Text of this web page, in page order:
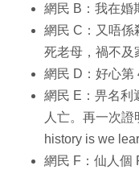
網民 B：我在婚
網民 C：又唔係
死老母，禍不及
網民 D：好心第
網民 E：畀名利
人亡。再一次
history is we
網民 F：仙人個